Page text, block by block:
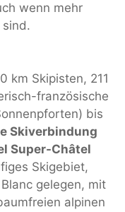
wenn mehr
km Skipisten, 211
französische
bis
Skiverbindung
Super-Châtel
Skigebiet,
gelegen, mit
alpinen